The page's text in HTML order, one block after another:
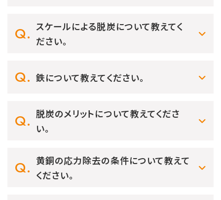
スケールによる脱炭について教えてく
ださい。
鉄について教えてください。
脱炭のメリットについて教えてくださ
い。
黄銅の応力除去の条件について教えて
ください。